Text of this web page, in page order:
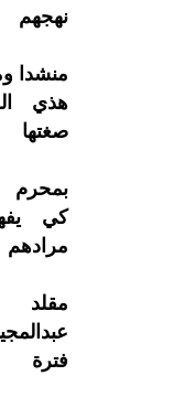
منشدا
هذي
بمحرم
كي
آه
مقلد